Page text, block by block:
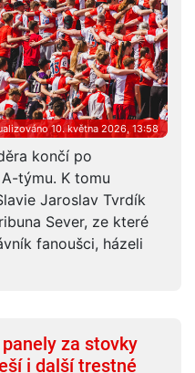
10. května 2026, 13:58
končí po
týmu. K tomu
Jaroslav Tvrdík
Sever, ze které
fanoušci, házeli
za stovky
i další trestné